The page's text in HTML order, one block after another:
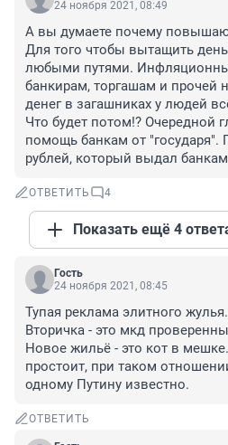
24 ноября 2021, 08:49
А вы думаете почему
Для того чтобы вытащить
любыми путями.
банкирам, торгашам и прочей
денег в загашниках у людей
Что будет потом!? Очередной
помощь банкам от "государя".
рублей, который выдал
ОТВЕТИТЬ 4
Показать ещё 4
Гость
24 ноября 2021, 08:45
Тупая реклама элитного жулья.
Вторичка - это мкд
Новое жильё - это кот в
простоит, при таком
одному Путину известно.
ОТВЕТИТЬ